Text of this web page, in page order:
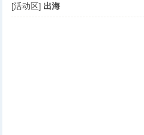
[活动区] 出海